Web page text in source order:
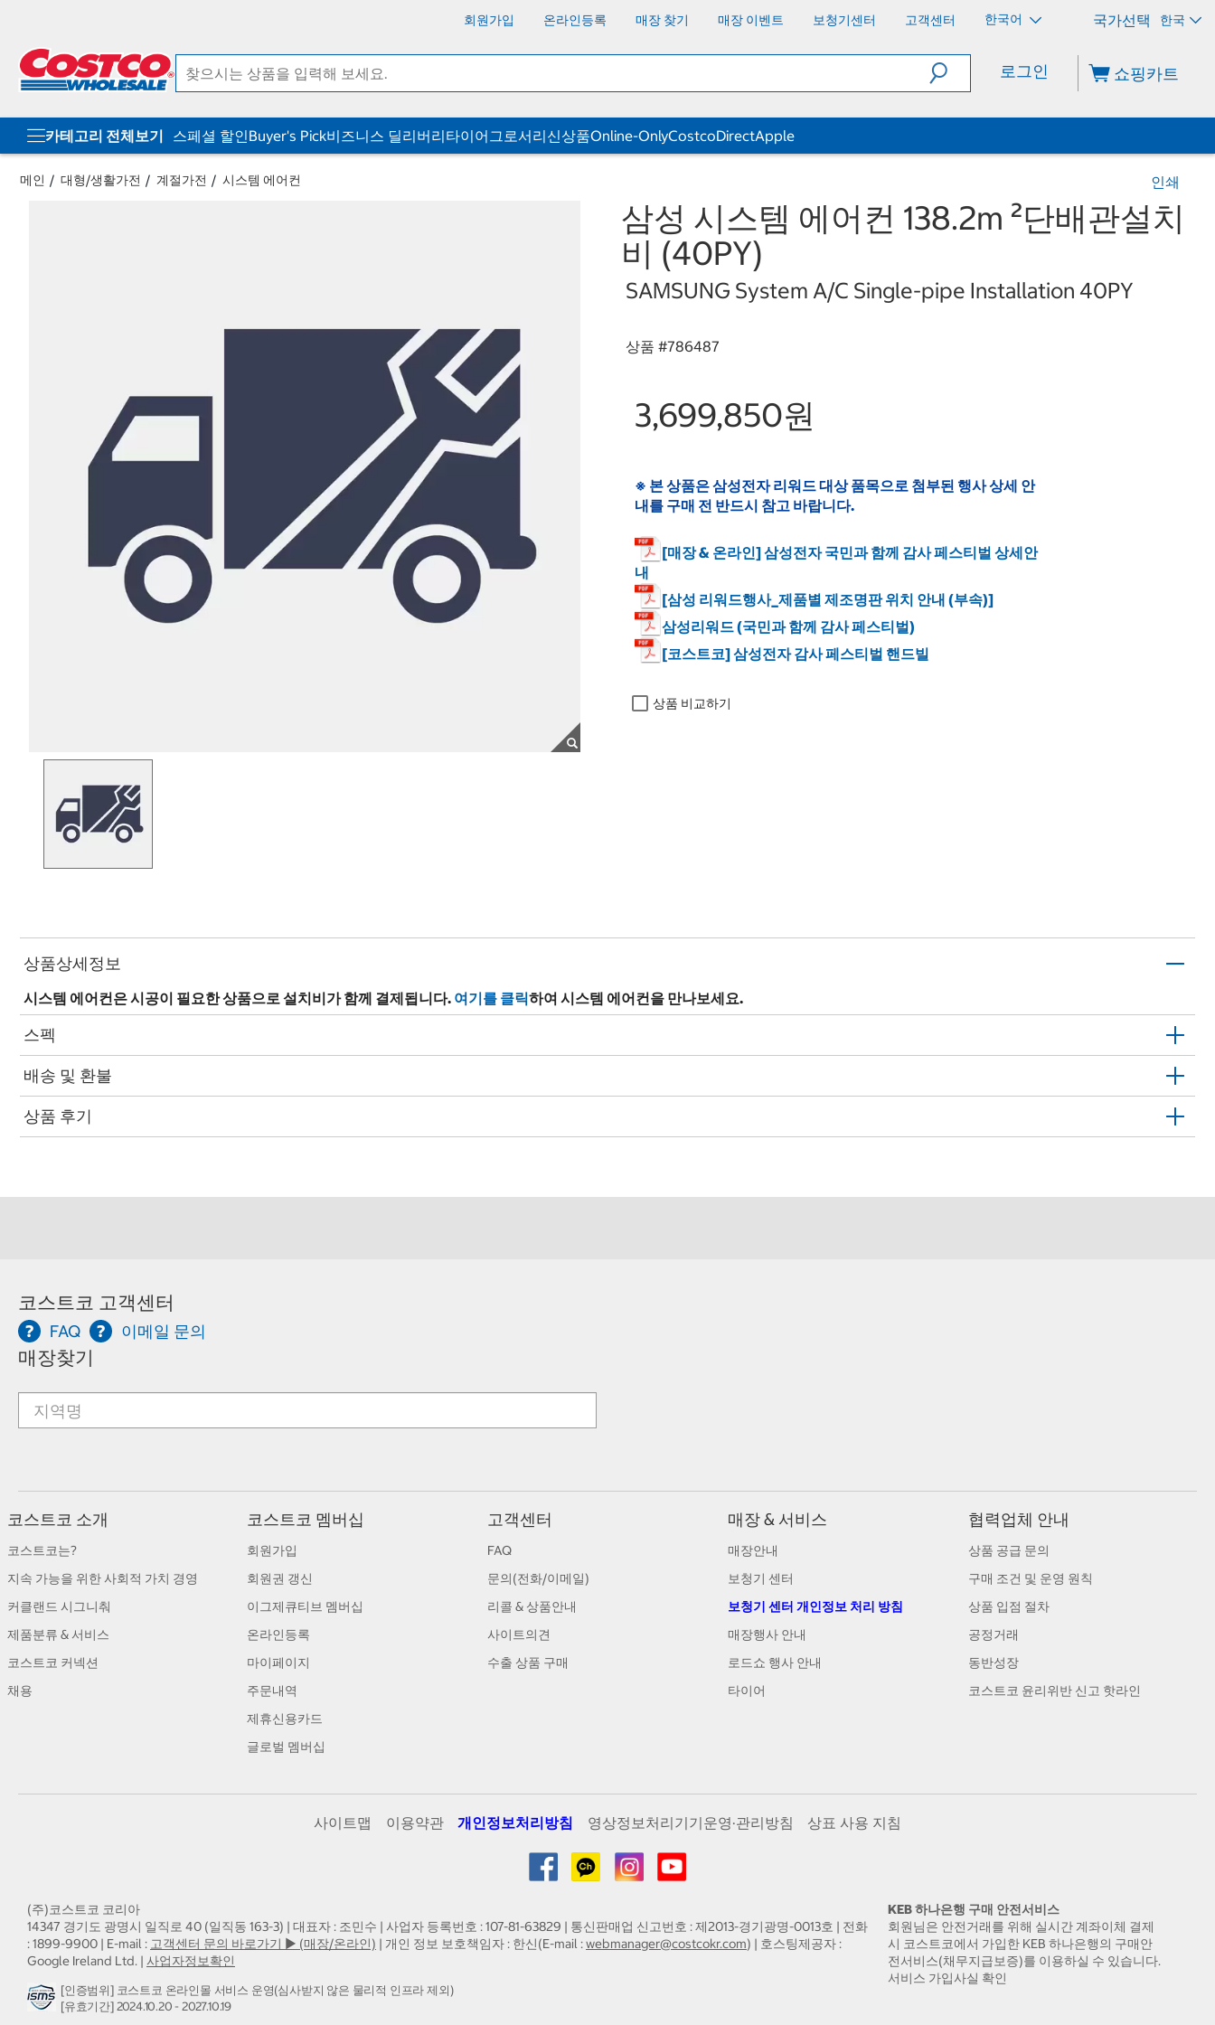
회원가입 온라인등록 매장 찾기 매장 이벤트 보청기센터 고객센터 한국어 한국
로그인 쇼핑카트
카테고리 전체보기 스페셜 할인Buyer's Pick비즈니스 딜리버리타이어그로서리신상품Online-OnlyCostcoDirectApple
메인 대형/생활가전 계절가전 시스템 에어컨 인쇄
삼성 시스템 에어컨 138.2m ²단배관설치
비 (40PY)
SAMSUNG System A/C Single-pipe Installation 40PY
상품 #786487
3,699,850원
※ 본 상품은 삼성전자 리워드 대상 품목으로 첨부된 행사 상세 안
내를 구매 전 반드시 참고 바랍니다.
[매장 & 온라인] 삼성전자 국민과 함께 감사 페스티벌 상세안
내
[삼성 리워드행사_제품별 제조명판 위치 안내 (부속)]
삼성리워드 (국민과 함께 감사 페스티벌)
[코스트코] 삼성전자 감사 페스티벌 핸드빌
상품 비교하기
상품상세정보
시스템 에어컨은 시공이 필요한 상품으로 설치비가 함께 결제됩니다. 여기를 클릭하여 시스템 에어컨을 만나보세요.
스펙
배송 및 환불
상품 후기
코스트코 고객센터
FAQ 이메일 문의
매장찾기
코스트코 소개
코스트코는?
지속 가능을 위한 사회적 가치 경영
커클랜드 시그니춰
제품분류 & 서비스
코스트코 커넥션
채용
코스트코 멤버십
회원가입
회원권 갱신
이그제큐티브 멤버십
온라인등록
마이페이지
주문내역
제휴신용카드
글로벌 멤버십
고객센터
FAQ
문의(전화/이메일)
리콜 & 상품안내
사이트의견
수출 상품 구매
매장 & 서비스
매장안내
보청기 센터
보청기 센터 개인정보 처리 방침
매장행사 안내
로드쇼 행사 안내
타이어
협력업체 안내
상품 공급 문의
구매 조건 및 운영 원칙
상품 입점 절차
공정거래
동반성장
코스트코 윤리위반 신고 핫라인
사이트맵 이용약관 개인정보처리방침 영상정보처리기기운영·관리방침 상표 사용 지침
(주)코스트코 코리아
14347 경기도 광명시 일직로 40 (일직동 163-3) | 대표자 : 조민수 | 사업자 등록번호 : 107-81-63829 | 통신판매업 신고번호 : 제2013-경기광명-0013호 | 전화
: 1899-9900 | E-mail : 고객센터 문의 바로가기 ▶ (매장/온라인) | 개인 정보 보호책임자 : 한신(E-mail :webmanager@costcokr.com) | 호스팅제공자 :
Google Ireland Ltd. | 사업자정보확인
[인증범위] 코스트코 온라인몰 서비스 운영(심사받지 않은 물리적 인프라 제외)
[유효기간] 2024.10.20 - 2027.10.19
KEB 하나은행 구매 안전서비스
회원님은 안전거래를 위해 실시간 계좌이체 결제
시 코스트코에서 가입한 KEB 하나은행의 구매안
전서비스(채무지급보증)를 이용하실 수 있습니다.
서비스 가입사실 확인